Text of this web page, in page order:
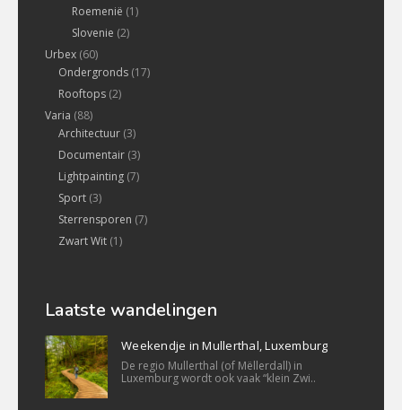
Roemenië (1)
Slovenie (2)
Urbex (60)
Ondergronds (17)
Rooftops (2)
Varia (88)
Architectuur (3)
Documentair (3)
Lightpainting (7)
Sport (3)
Sterrensporen (7)
Zwart Wit (1)
Laatste wandelingen
Weekendje in Mullerthal, Luxemburg
De regio Mullerthal (of Mëllerdall) in
Luxemburg wordt ook vaak “klein Zwi..